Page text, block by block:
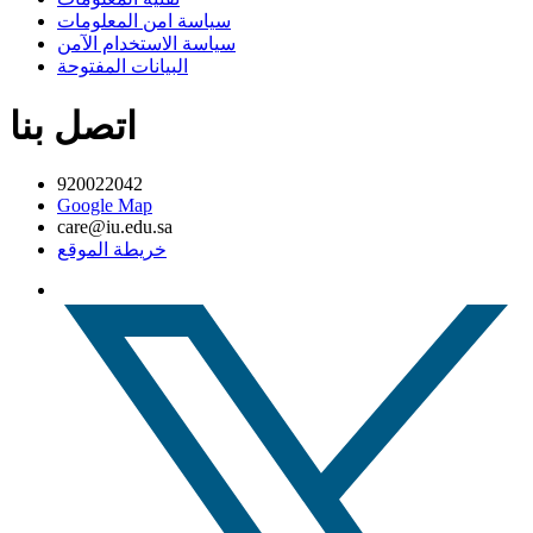
سياسة امن المعلومات
سياسة الاستخدام الآمن
البيانات المفتوحة
اتصل بنا
920022042
Google Map
care@iu.edu.sa
خريطة الموقع